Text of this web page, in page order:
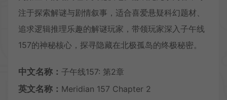
注于探索解谜与剧情叙事，适合喜爱悬疑科幻题材、
追求逻辑推理乐趣的解谜玩家，带领玩家深入子午线
157的神秘核心，探寻隐藏在北极孤岛的终极秘密。
中文名称： 子午线157: 第2章
英文名称： Meridian 157 Chapter 2